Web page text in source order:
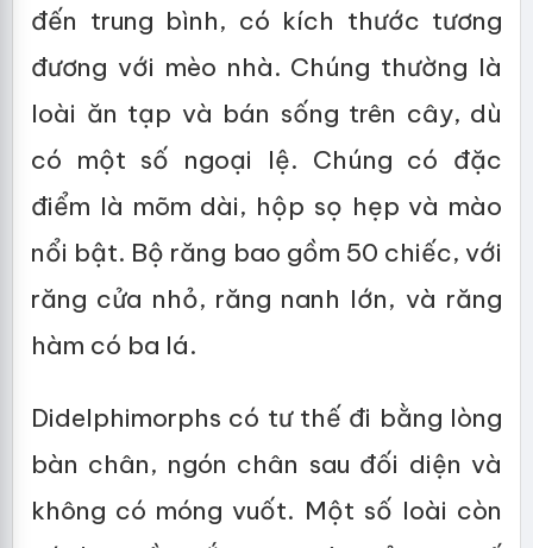
đến trung bình, có kích thước tương
đương với mèo nhà. Chúng thường là
loài ăn tạp và bán sống trên cây, dù
có một số ngoại lệ. Chúng có đặc
điểm là mõm dài, hộp sọ hẹp và mào
nổi bật. Bộ răng bao gồm 50 chiếc, với
răng cửa nhỏ, răng nanh lớn, và răng
hàm có ba lá.
Didelphimorphs có tư thế đi bằng lòng
bàn chân, ngón chân sau đối diện và
không có móng vuốt. Một số loài còn